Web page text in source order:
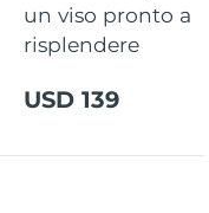
un viso pronto a
risplendere
USD 139